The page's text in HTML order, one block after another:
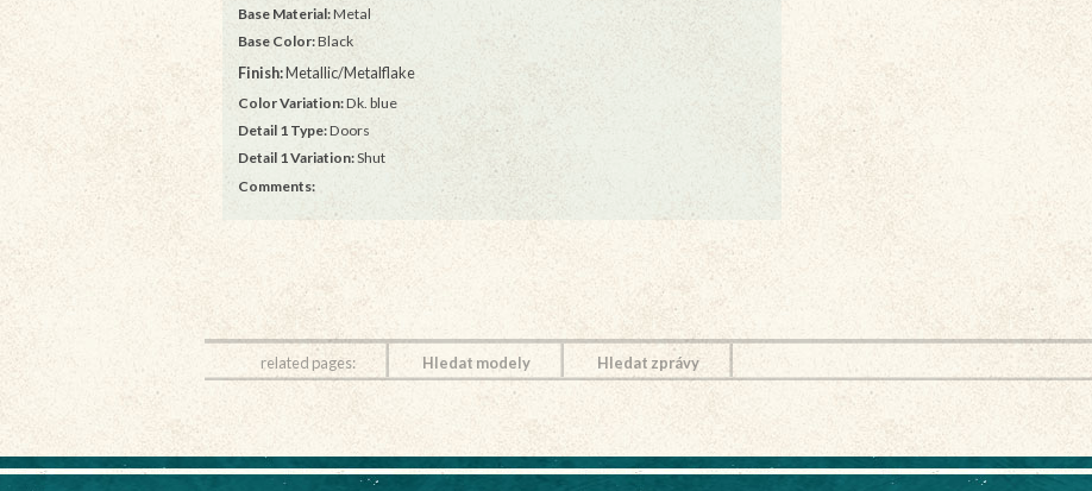
Base Material:Metal
Base Color:Black
Finish:Metallic/Metalflake
Color Variation:Dk. blue
Detail 1 Type:Doors
Detail 1 Variation:Shut
Comments:
related pages: Hledat modely Hledat zprávy